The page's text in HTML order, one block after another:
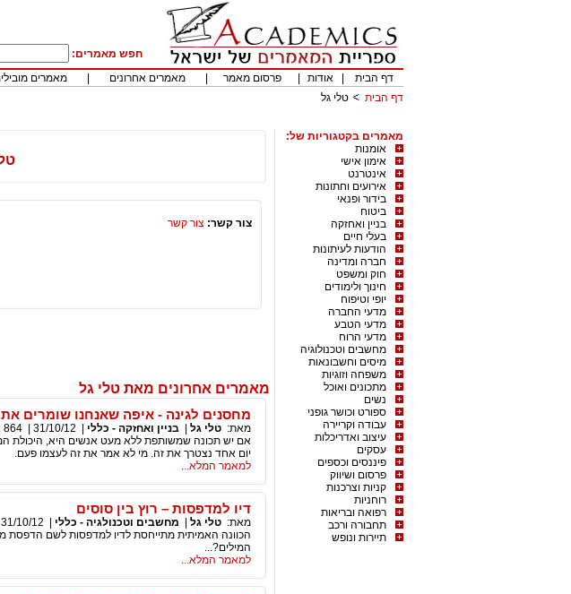
חפש מאמרים:
דף הבית
אודות פרסום מאמר מאמרים אחרונים מאמרים
דף הבית
טלי גל
מאמרים בקטגוריות של:
אומנות
אימון אישי
אינטרנט
אירועים וחתונות
בידור ופנאי
ביטוח
בניין ואחזקה
בעלי חיים
הודעות לעיתונות
חברה ומדינה
חוק ומשפט
חינוך ולימודים
יופי וטיפוח
מדעי החברה
מדעי הטבע
מדעי הרוח
מחשבים וטכנולוגיה
מיסים וחשבונאות
משפחה וזוגיות
מתכונים ואוכל
נשים
ספורט וכושר גופני
עבודה וקריירה
עיצוב ואדריכלות
עסקים
פיננסים וכספים
פרסום ושיווק
קניות וצרכנות
רוחניות
רפואה ובריאות
תחבורה ורכב
תיירות ונופש
צור קשר: צור קשר
מאמרים אחרונים מאת טלי גל
מחסנים לגינה - איפה שאנחנו שומרים
מאת: טלי גל בניין ואחזקה - כללי 31/10/12
864
אם יש תכונה שמשותפת ללא מעט אנשים היא, היכולת
יום אחד נצטרך את זה. מי לא אמר את זה לעצמו פעם.
למאמר המלא...
דיו למדפסות – רוץ בין סוסים
מאת: טלי גל מחשבים וטכנולגיה - כללי 31/10/12
הכוונה האמיתית מתייחסת לדיו למדפסות לשם הדפסת
המילים?...
למאמר המלא...